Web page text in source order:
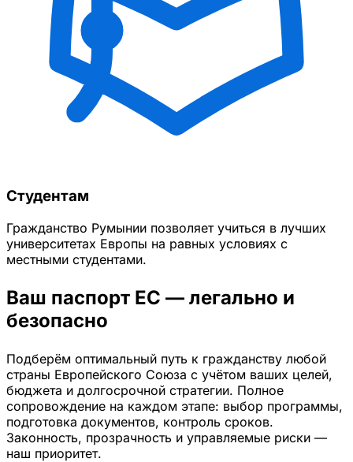
Студентам
Гражданство Румынии позволяет учиться в лучших
университетах Европы на равных условиях с
местными студентами.
Ваш паспорт ЕС — легально и
безопасно
Подберём оптимальный путь к гражданству любой
страны Европейского Союза с учётом ваших целей,
бюджета и долгосрочной стратегии. Полное
сопровождение на каждом этапе: выбор программы,
подготовка документов, контроль сроков.
Законность, прозрачность и управляемые риски —
наш приоритет.